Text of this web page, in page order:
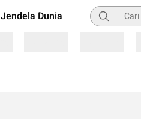
Jendela Dunia Pencarian